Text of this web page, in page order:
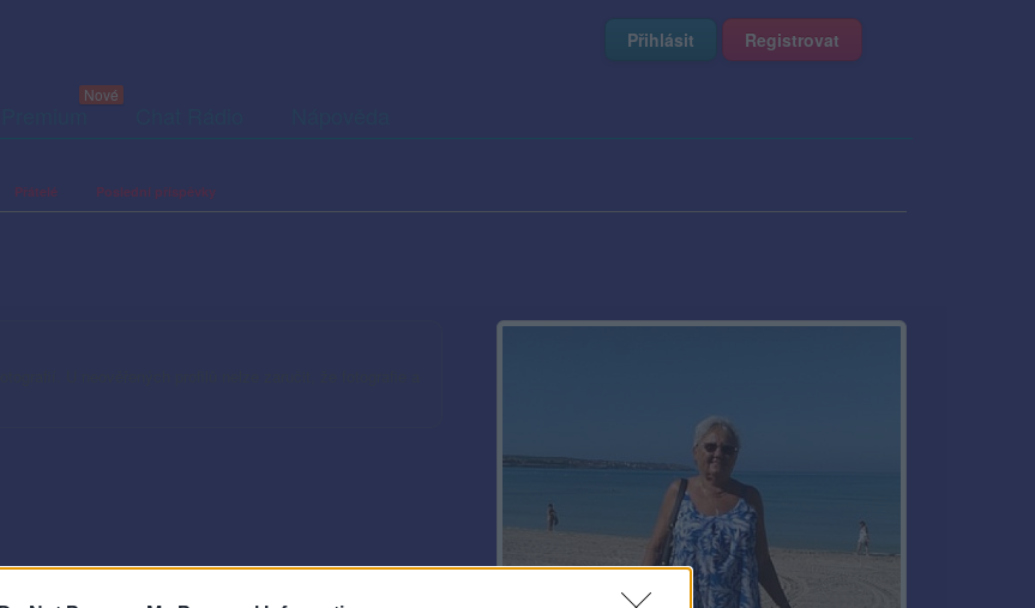
Přihlásit Registrovat
Premium
Přátelé Poslední příspěvky